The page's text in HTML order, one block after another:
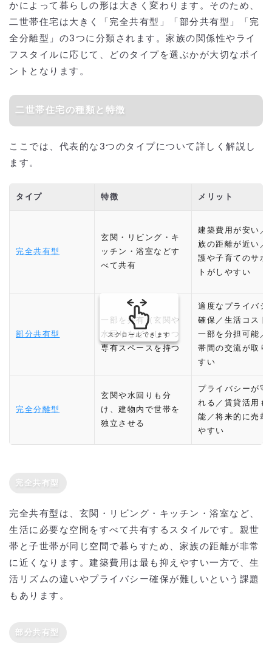
かによって暮らしの形は大きく変わります。そのため、
二世帯住宅は大きく「完全共有型」「部分共有型」「完
全分離型」の3つに分類されます。家族の関係性やライ
フスタイルに応じて、どのタイプを選ぶかが大切なポイ
ントとなります。
二世帯住宅の種類と特徴
ここでは、代表的な3つのタイプについて詳しく解説し
ます。
タイプ 特徴 メリット
完全共有型
玄関・リビング・キ
ッチン・浴室などす
べて共有
建築費用が安い／
族の距離が近い／
護や子育てのサポ
トがしやすい
部分共有型
一部を共有（玄関や
水回りなど）しつつ
専有スペースを持つ
適度なプライバシ
確保／生活コスト
一部を分担可能／
帯間の交流が取り
すい
完全分離型
玄関や水回りも分
け、建物内で世帯を
独立させる
プライバシーが守
れる／賃貸活用も
能／将来的に売却
やすい
スクロールできます
完全共有型
完全共有型は、玄関・リビング・キッチン・浴室など、
生活に必要な空間をすべて共有するスタイルです。親世
帯と子世帯が同じ空間で暮らすため、家族の距離が非常
に近くなります。建築費用は最も抑えやすい一方で、生
活リズムの違いやプライバシー確保が難しいという課題
もあります。
部分共有型